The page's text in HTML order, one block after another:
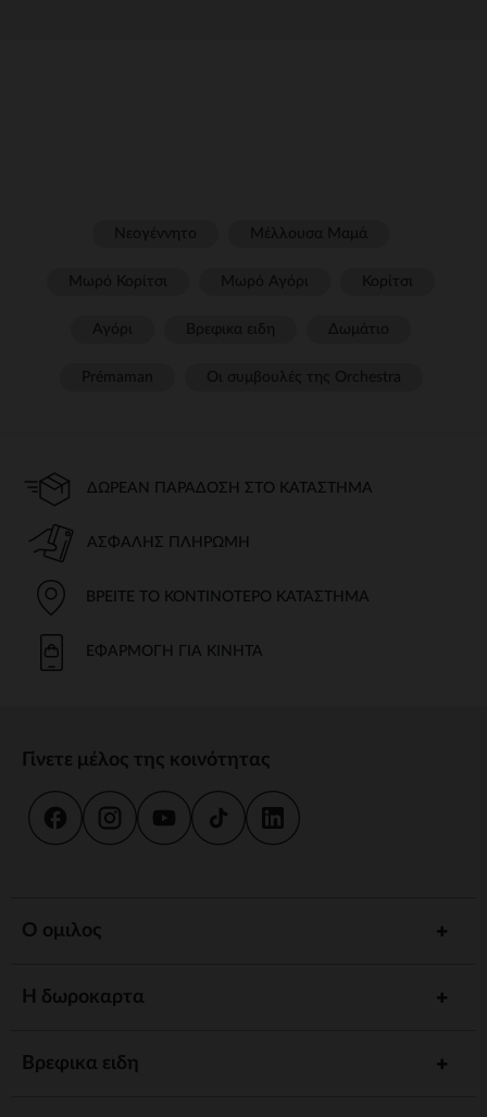
ΔΩΡΕΆΝ ΠΑΡΆΔΟΣΗ ΣΤΟ ΚΑΤΆΣΤΗΜΑ
ΑΣΦΑΛΉΣ ΠΛΗΡΩΜΉ
ΒΡΕΊΤΕ ΤΟ ΚΟΝΤΙΝΌΤΕΡΟ ΚΑΤΆΣΤΗΜΑ
ΕΦΑΡΜΟΓΉ ΓΙΑ ΚΙΝΗΤΆ
Γίνετε μέλος της κοινότητας
Ο ομιλος
Η δωροκαρτα
Βρεφικα ειδη